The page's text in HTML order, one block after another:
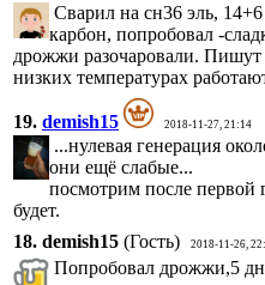
Сварил на сн36 эль,
карбон, попробовал -
дрожжи разочаровали. Пишут
низких температурах
19. demish15 2018-11-27, 21:14
...нулевая генерация
они ещё слабые...
посмотрим после первой
будет.
18. demish15 (Гость) 2018-11-26,
Попробовал дрожжи,5